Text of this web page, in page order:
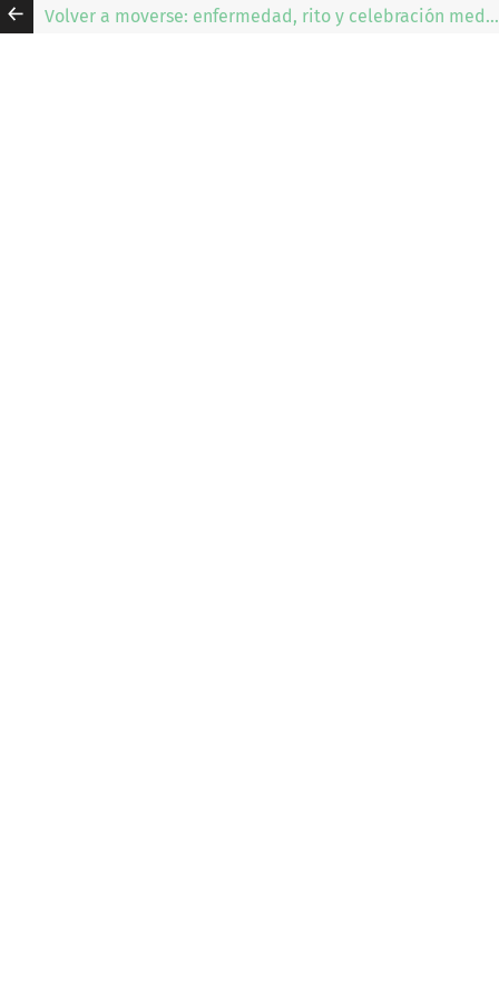
Volver a moverse: enfermedad, rito y celebración mediante la música electrónica